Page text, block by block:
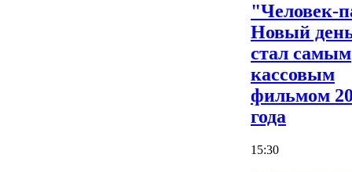
"Человек-
Новый
стал самым
кассовым
фильмом
года
15:30